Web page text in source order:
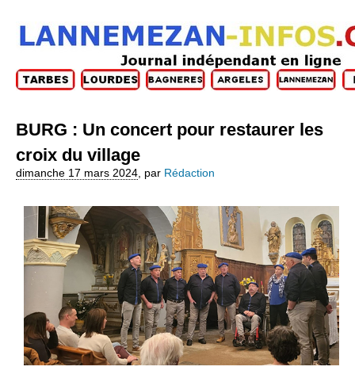
BURG : Un concert pour restaurer les
croix du village
dimanche 17 mars 2024 par Rédaction